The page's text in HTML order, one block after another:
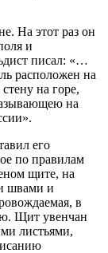
На этот раз он
и
писал: «…
расположен на
на горе,
на
его
по правилам
щите, на
швами и
в
Щит увенчан
листьями,